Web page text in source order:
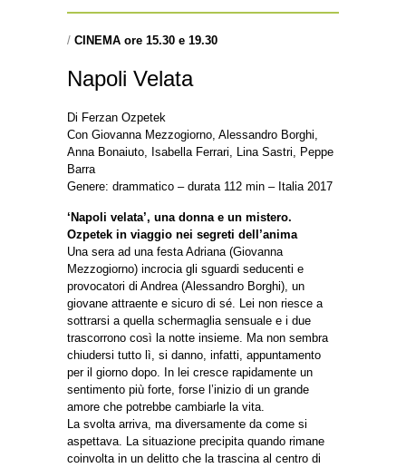
/ CINEMA ore 15.30 e 19.30
Napoli Velata
Di Ferzan Ozpetek
Con Giovanna Mezzogiorno, Alessandro Borghi,
Anna Bonaiuto, Isabella Ferrari, Lina Sastri, Peppe
Barra
Genere: drammatico – durata 112 min – Italia 2017
‘Napoli velata’, una donna e un mistero.
Ozpetek in viaggio nei segreti dell’anima
Una sera ad una festa Adriana (Giovanna
Mezzogiorno) incrocia gli sguardi seducenti e
provocatori di Andrea (Alessandro Borghi), un
giovane attraente e sicuro di sé. Lei non riesce a
sottrarsi a quella schermaglia sensuale e i due
trascorrono così la notte insieme. Ma non sembra
chiudersi tutto lì, si danno, infatti, appuntamento
per il giorno dopo. In lei cresce rapidamente un
sentimento più forte, forse l’inizio di un grande
amore che potrebbe cambiarle la vita.
La svolta arriva, ma diversamente da come si
aspettava. La situazione precipita quando rimane
coinvolta in un delitto che la trascina al centro di